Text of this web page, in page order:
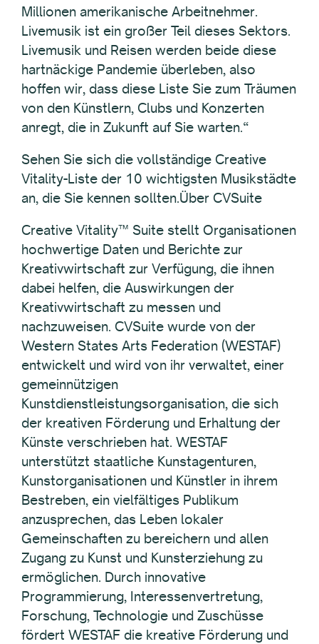
Millionen amerikanische Arbeitnehmer.
Livemusik ist ein großer Teil dieses Sektors.
Livemusik und Reisen werden beide diese
hartnäckige Pandemie überleben, also
hoffen wir, dass diese Liste Sie zum Träumen
von den Künstlern, Clubs und Konzerten
anregt, die in Zukunft auf Sie warten.“
Sehen Sie sich die vollständige Creative
Vitality-Liste der 10 wichtigsten Musikstädte
an, die Sie kennen sollten.Über CVSuite
Creative Vitality™ Suite stellt Organisationen
hochwertige Daten und Berichte zur
Kreativwirtschaft zur Verfügung, die ihnen
dabei helfen, die Auswirkungen der
Kreativwirtschaft zu messen und
nachzuweisen. CVSuite wurde von der
Western States Arts Federation (WESTAF)
entwickelt und wird von ihr verwaltet, einer
gemeinnützigen
Kunstdienstleistungsorganisation, die sich
der kreativen Förderung und Erhaltung der
Künste verschrieben hat. WESTAF
unterstützt staatliche Kunstagenturen,
Kunstorganisationen und Künstler in ihrem
Bestreben, ein vielfältiges Publikum
anzusprechen, das Leben lokaler
Gemeinschaften zu bereichern und allen
Zugang zu Kunst und Kunsterziehung zu
ermöglichen. Durch innovative
Programmierung, Interessenvertretung,
Forschung, Technologie und Zuschüsse
fördert WESTAF die kreative Förderung und